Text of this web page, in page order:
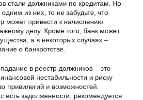
стали должниками по кредитам. Но
из них, то не забудьте, что
может привести к начислению
делу. Кроме того, банк может
а в некоторых случаях –
о банкротстве.
в реестр должников – это
нестабильности и риску
привилегий и возможностей.
есть задолженности, рекомендуется